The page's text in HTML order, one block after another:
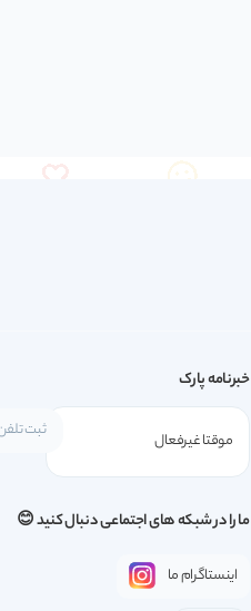
خبرنامه پارک
ما را در شبکه های اجتماعی دنبال کنید 😊
اینستاگرام ما